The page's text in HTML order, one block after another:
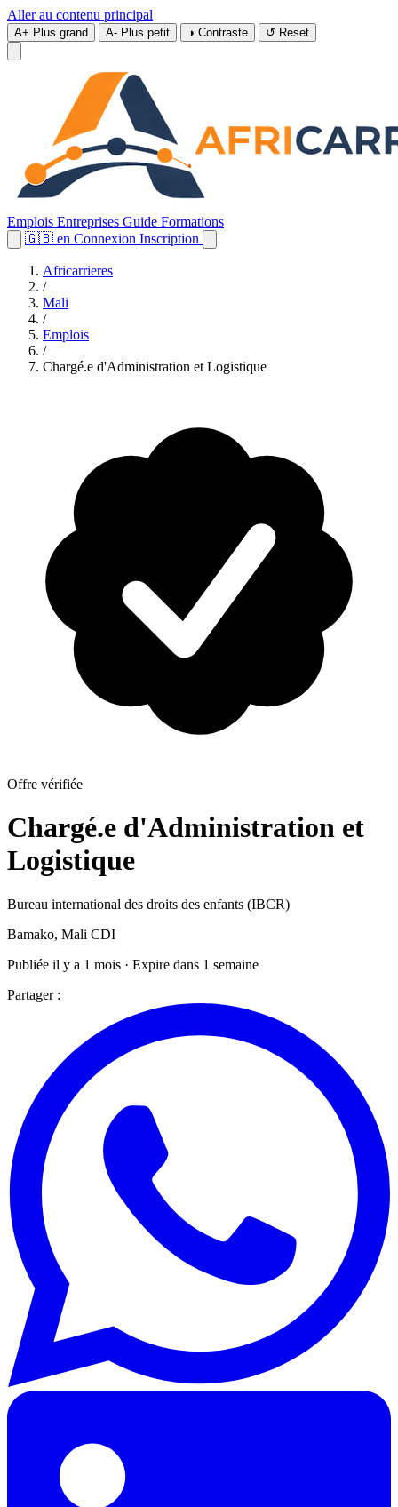
Aller au contenu principal
A+ Plus grand A- Plus petit ◑ Contraste ↺ Reset
Emplois Entreprises Guide Formations
🇬🇧 en Connexion Inscription
Africarrieres
/
Mali
/
Emplois
/
Chargé.e d'Administration et Logistique
Offre vérifiée
Chargé.e d'Administration et
Logistique
Bureau international des droits des enfants (IBCR)
Bamako, Mali CDI
Publiée il y a 1 mois · Expire dans 1 semaine
Partager :